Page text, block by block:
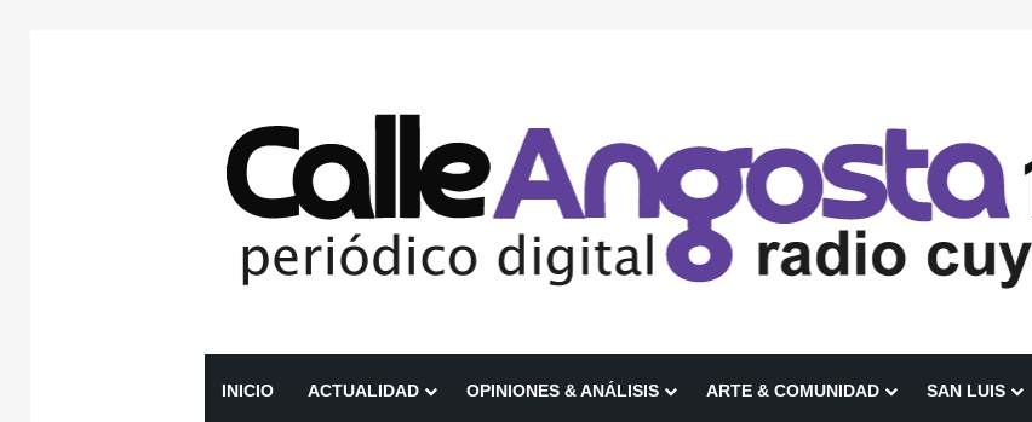
INICIO ACTUALIDAD OPINIONES & ANÁLISIS ARTE & COMUNIDAD SAN LUIS